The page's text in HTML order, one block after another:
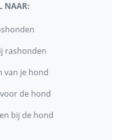
NAAR:
rashonden
van je hond
de hond
bij de hond